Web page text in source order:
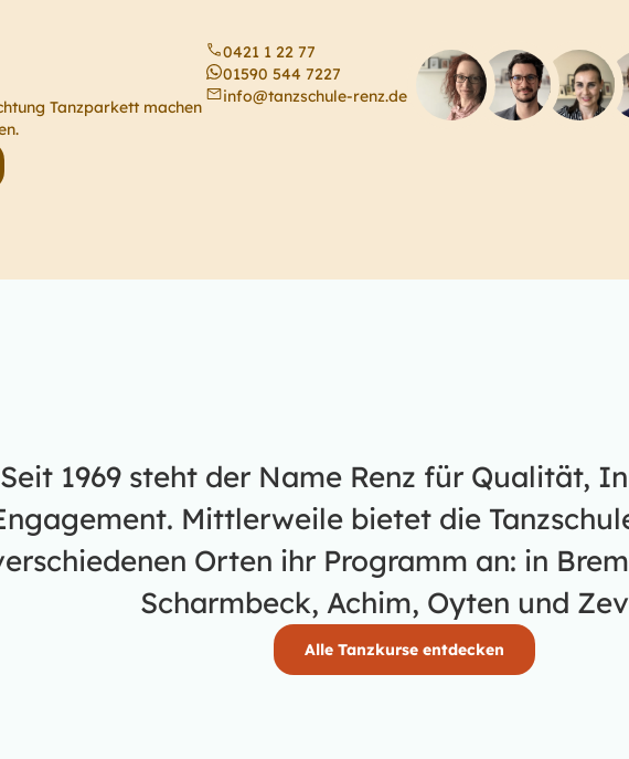
Tanzparkett machen
0421 1 22 77
01590 544 7227
info@tanzschule-renz.de
Seit 1969 steht der Name Renz für Qualität,
Mittlerweile bietet die
Orten ihr Programm an: in
Scharmbeck, Achim, Oyten und
Alle Tanzkurse entdecken